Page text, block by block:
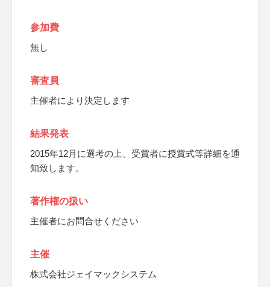
参加費
無し
審査員
主催者により決定します
結果発表
2015年12月に選考の上、受賞者に授賞式等詳細を通
知致します。
著作権の扱い
主催者にお問合せください
主催
株式会社ジェイマックシステム